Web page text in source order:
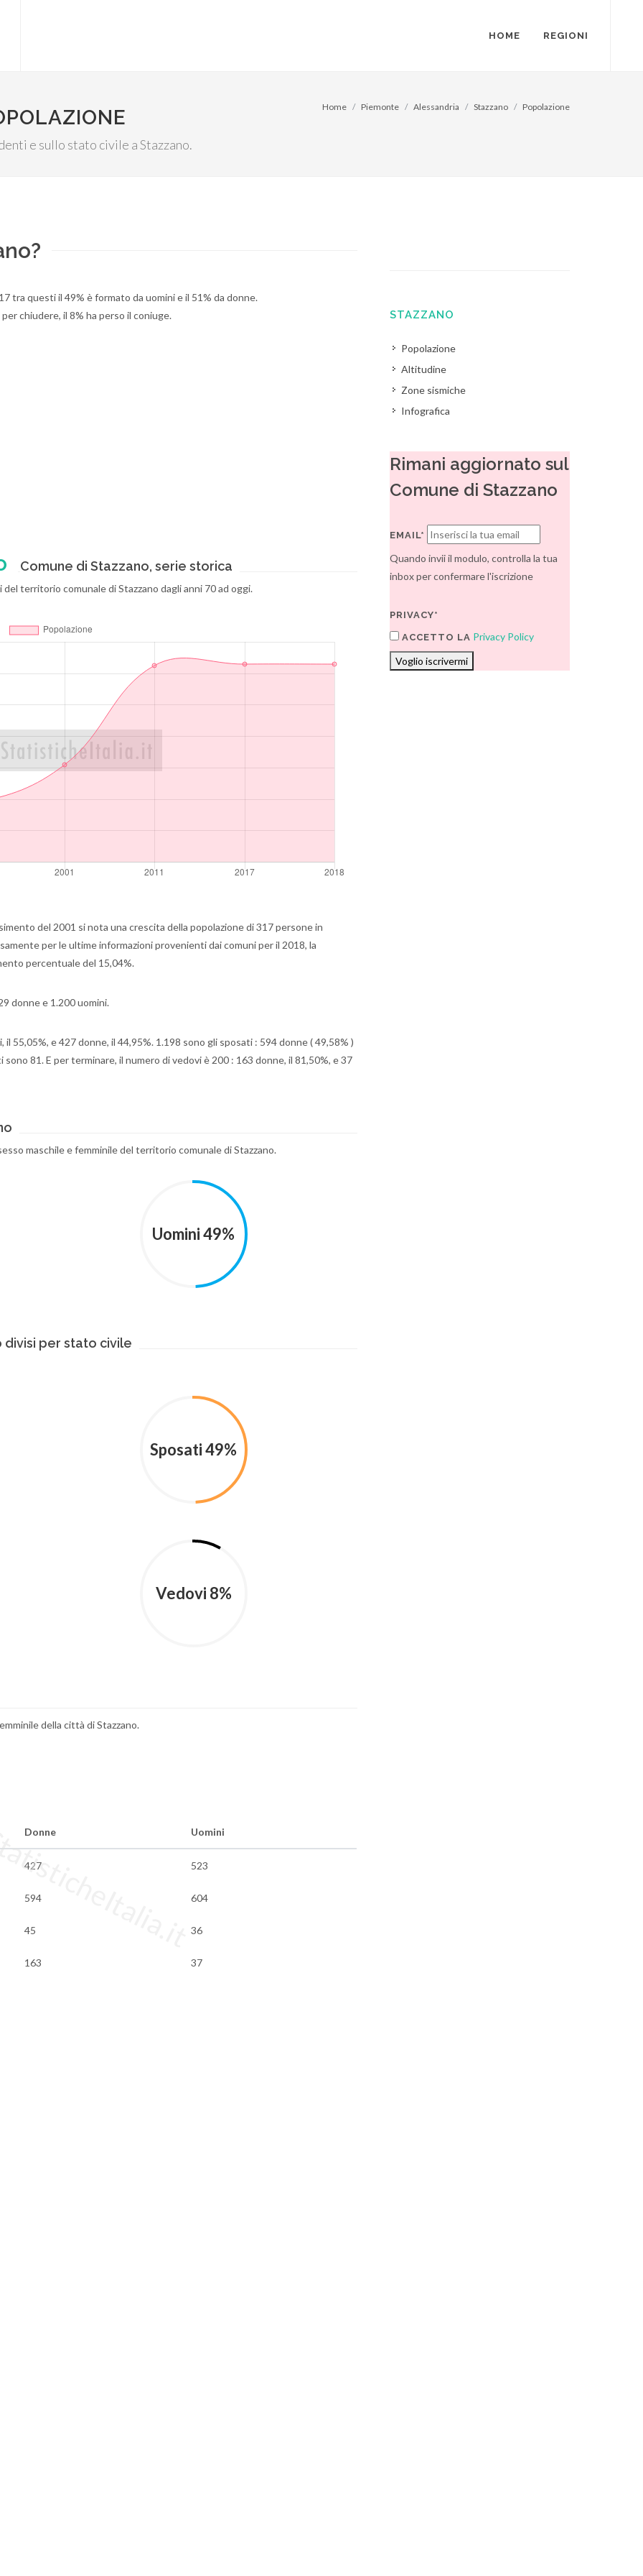
HOME REGIONI
e sullo stato civile a Stazzano.
Home Piemonte Alessandria Stazzano Popolazione
tra questi il 49% è formato da uomini e il 51% da donne.
chiudere, il 8% ha perso il coniuge.
Comune di Stazzano, serie storica
territorio comunale di Stazzano dagli anni 70 ad oggi.
del 2001 si nota una crescita della popolazione di 317 persone in
per le ultime informazioni provenienti dai comuni per il 2018, la
percentuale del 15,04%.
donne e 1.200 uomini.
55,05%, e 427 donne, il 44,95%. 1.198 sono gli sposati : 594 donne ( 49,58% )
81. E per terminare, il numero di vedovi è 200 : 163 donne, il 81,50%, e 37
maschile e femminile del territorio comunale di Stazzano.
Uomini 49%
divisi per stato civile
Sposati 49%
Vedovi 8%
della città di Stazzano.
Donne Uomini
427 523
594 604
45 36
163 37
STAZZANO
Popolazione
Altitudine
Zone sismiche
Infografica
Rimani aggiornato sul
Comune di Stazzano
EMAIL*
Quando invii il modulo, controlla la tua
inbox per confermare l'iscrizione
PRIVACY*
ACCETTO LA Privacy Policy
Voglio iscrivermi